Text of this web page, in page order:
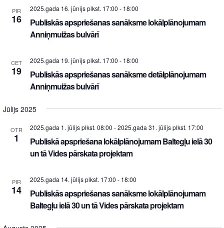
PIR
16
2025.gada 16. jūnijs plkst. 17:00 - 18:00
Publiskās apspriešanas sanāksme lokālplānojumam
Anniņmuižas bulvārī
CET
19
2025.gada 19. jūnijs plkst. 17:00 - 18:00
Publiskās apspriešanas sanāksme detālplānojumam
Anniņmuižas bulvārī
Jūlijs 2025
OTR
1
2025.gada 1. jūlijs plkst. 08:00 -2025.gada 31. jūlijs plkst. 17:00
Publiskā apspriešana lokālplānojumam Baltegļu ielā 30
un tā Vides pārskata projektam
PIR
14
2025.gada 14. jūlijs plkst. 17:00 - 18:00
Publiskās apspriešanas sanāksme lokālplānojumam
Baltegļu ielā 30 un tā Vides pārskata projektam